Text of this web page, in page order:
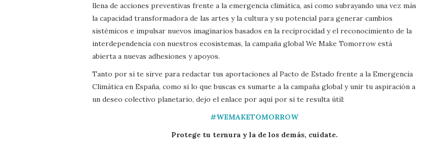
llena de acciones preventivas frente a la emergencia climática, así como subrayando una vez más
la capacidad transformadora de las artes y la cultura y su potencial para generar cambios
sistémicos e impulsar nuevos imaginarios basados en la reciprocidad y el reconocimiento de la
interdependencia con nuestros ecosistemas, la campaña global We Make Tomorrow está
abierta a nuevas adhesiones y apoyos.
Tanto por si te sirve para redactar tus aportaciones al Pacto de Estado frente a la Emergencia
Climática en España, como si lo que buscas es sumarte a la campaña global y unir tu aspiración a
un deseo colectivo planetario, dejo el enlace por aquí por si te resulta útil:
#WEMAKETOMORROW
Protege tu ternura y la de los demás, cuídate.